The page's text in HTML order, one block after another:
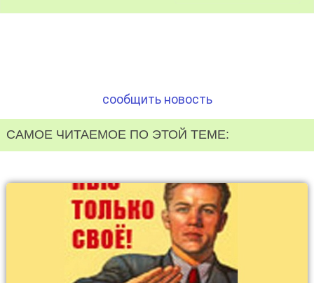
сообщить новость
САМОЕ ЧИТАЕМОЕ ПО ЭТОЙ ТЕМЕ: